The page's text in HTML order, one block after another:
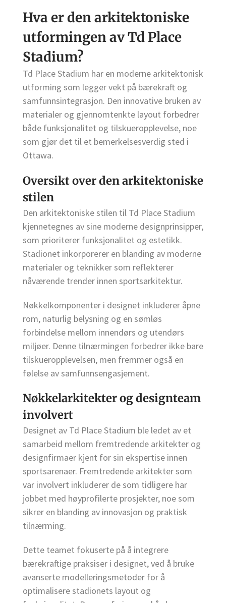
Hva er den arkitektoniske
utformingen av Td Place
Stadium?
Td Place Stadium har en moderne arkitektonisk
utforming som legger vekt på bærekraft og
samfunnsintegrasjon. Den innovative bruken av
materialer og gjennomtenkte layout forbedrer
både funksjonalitet og tilskueropplevelse, noe
som gjør det til et bemerkelsesverdig sted i
Ottawa.
Oversikt over den arkitektoniske
stilen
Den arkitektoniske stilen til Td Place Stadium
kjennetegnes av sine moderne designprinsipper,
som prioriterer funksjonalitet og estetikk.
Stadionet inkorporerer en blanding av moderne
materialer og teknikker som reflekterer
nåværende trender innen sportsarkitektur.
Nøkkelkomponenter i designet inkluderer åpne
rom, naturlig belysning og en sømløs
forbindelse mellom innendørs og utendørs
miljøer. Denne tilnærmingen forbedrer ikke bare
tilskueropplevelsen, men fremmer også en
følelse av samfunnsengasjement.
Nøkkelarkitekter og designteam
involvert
Designet av Td Place Stadium ble ledet av et
samarbeid mellom fremtredende arkitekter og
designfirmaer kjent for sin ekspertise innen
sportsarenaer. Fremtredende arkitekter som
var involvert inkluderer de som tidligere har
jobbet med høyprofilerte prosjekter, noe som
sikrer en blanding av innovasjon og praktisk
tilnærming.
Dette teamet fokuserte på å integrere
bærekraftige praksiser i designet, ved å bruke
avanserte modelleringsmetoder for å
optimalisere stadionets layout og